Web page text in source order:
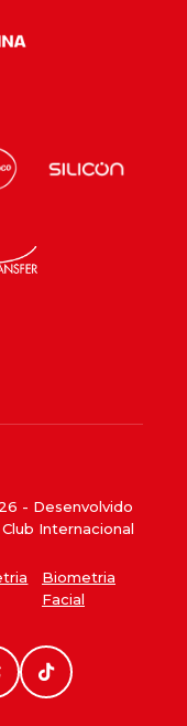
- Desenvolvido
Internacional
Biometria
Facial